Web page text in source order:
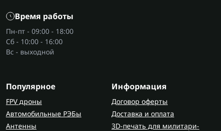
Время работы
Пн-пт - 09:00 - 18:00
Сб - 10:00 - 16:00
Вс - выходной
Популярное
FPV дроны
Автомобильные РЭБы
Антенны
Информация
Договор оферты
Доставка и оплата
3D-печать для милитари-